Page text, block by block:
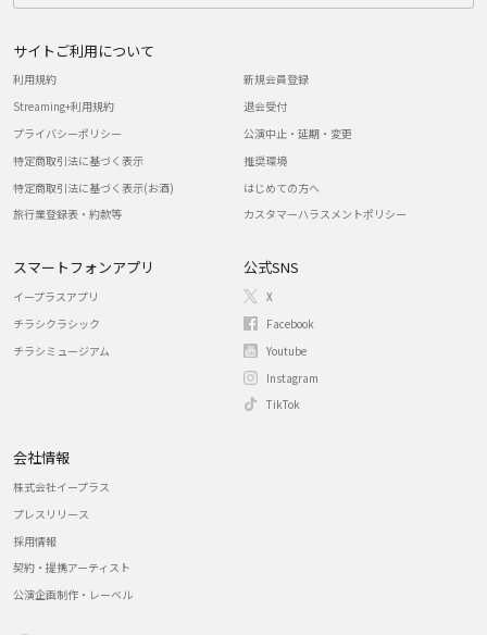
サイトご利用について
利用規約
Streaming+利用規約
プライバシーポリシー
特定商取引法に基づく表示
特定商取引法に基づく表示(お酒)
旅行業登録表・約款等
新規会員登録
退会受付
公演中止・延期・変更
推奨環境
はじめての方へ
カスタマーハラスメントポリシー
スマートフォンアプリ
イープラスアプリ
チラシクラシック
チラシミュージアム
公式SNS
X
Facebook
Youtube
Instagram
TikTok
会社情報
株式会社イープラス
プレスリリース
採用情報
契約・提携アーティスト
公演企画制作・レーベル